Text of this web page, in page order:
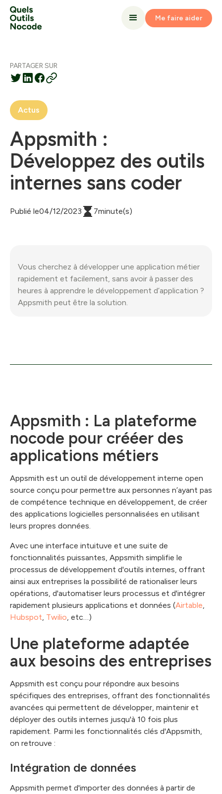
Me faire aider
PARTAGER SUR
Actus
Appsmith :
Développez des outils
internes sans coder
Publié le04/12/2023 7minute(s)
Vous cherchez à développer une application métier
rapidement et facilement, sans avoir à passer des
heures à apprendre le développement d’application ?
Appsmith peut être la solution.
Appsmith : La plateforme
nocode pour crééer des
applications métiers
Appsmith est un outil de développement interne open
source conçu pour permettre aux personnes n’ayant pas
de compétence technique en développement, de créer
des applications logicielles personnalisées en utilisant
leurs propres données.
Avec une interface intuituve et une suite de
fonctionnalités puissantes, Appsmith simplifie le
processus de développement d'outils internes, offrant
ainsi aux entreprises la possibilité de rationaliser leurs
opérations, d'automatiser leurs processus et d'intégrer
rapidement plusieurs applications et données (Airtable
Hubspot Twilio , etc…)
Une plateforme adaptée
aux besoins des entreprises
Appsmith est conçu pour répondre aux besoins
spécifiques des entreprises, offrant des fonctionnalités
avancées qui permettent de développer, maintenir et
déployer des outils internes jusqu'à 10 fois plus
rapidement. Parmi les fonctionnalités clés d'Appsmith,
on retrouve :
Intégration de données
Appsmith permet d'importer des données à partir de